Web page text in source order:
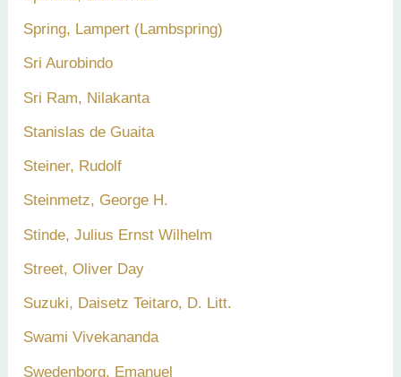
Spring, Lampert (Lambspring)
Sri Aurobindo
Sri Ram, Nilakanta
Stanislas de Guaita
Steiner, Rudolf
Steinmetz, George H.
Stinde, Julius Ernst Wilhelm
Street, Oliver Day
Suzuki, Daisetz Teitaro, D. Litt.
Swami Vivekananda
Swedenborg, Emanuel